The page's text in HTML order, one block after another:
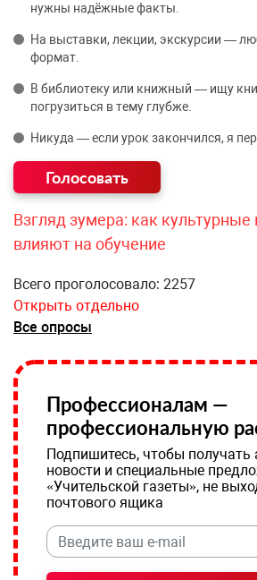
нужны надёжные факты.
На выставки, лекции, экскурсии —
формат.
В библиотеку или книжный — ищу
погрузиться в тему глубже.
Никуда — если урок закончился, я
Взгляд зумера: как
влияют на обучение
Всего проголосовало: 2257
Открыть отдельно
Все опросы
Профессионалам —
профессиональную
Подпишитесь, чтобы получать
новости и специальные
«Учительской газеты», не
почтового ящика